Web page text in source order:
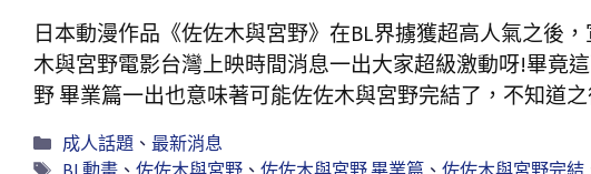
日本動漫作品《佐佐木與宮野》在BL界擄獲超高人氣之後
木與宮野電影台灣上映時間消息一出大家超級激動呀!畢竟
野 畢業篇一出也意味著可能佐佐木與宮野完結了，不知道
成人話題、 最新消息